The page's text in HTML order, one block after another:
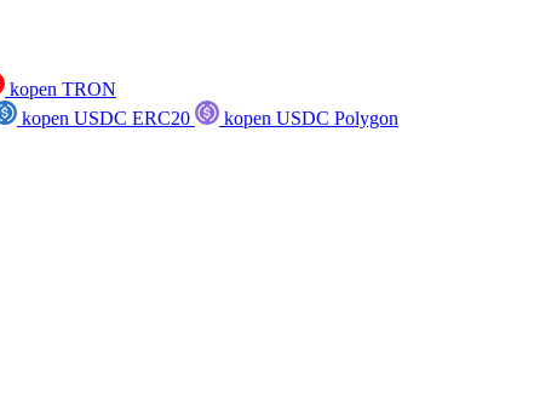
kopen TRON
kopen USDC ERC20
kopen USDC Polygon